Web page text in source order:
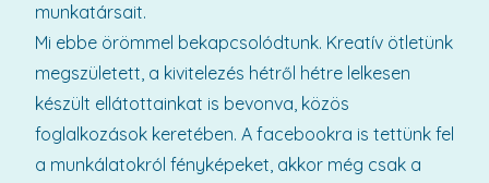
munkatársait.
Mi ebbe örömmel bekapcsolódtunk. Kreatív ötletünk
megszületett, a kivitelezés hétről hétre lelkesen
készült ellátottainkat is bevonva, közös
foglalkozások keretében. A facebookra is tettünk fel
a munkálatokról fényképeket, akkor még csak a